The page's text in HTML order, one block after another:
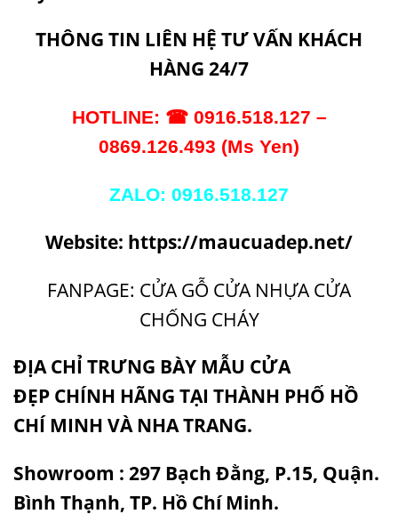
THÔNG TIN LIÊN HỆ TƯ VẤN KHÁCH
HÀNG 24/7
HOTLINE: ☎0916.518.127 –
0869.126.493 (Ms Yen)
ZALO: 0916.518.127
Website: https://maucuadep.net/
FANPAGE: CỬA GỖ CỬA NHỰA CỬA
CHỐNG CHÁY
ĐỊA CHỈ TRƯNG BÀY MẪU CỬA
ĐẸP CHÍNH HÃNG TẠI THÀNH PHỐ HỒ
CHÍ MINH VÀ NHA TRANG.
Showroom : 297 Bạch Đằng, P.15, Quận.
Bình Thạnh, TP. Hồ Chí Minh.